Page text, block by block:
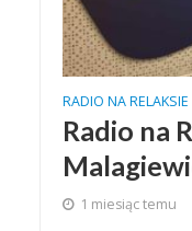
RADIO NA RELAKSIE
Radio na
1 miesiąc temu